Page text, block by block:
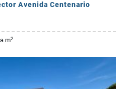
Avenida Centenario
m2